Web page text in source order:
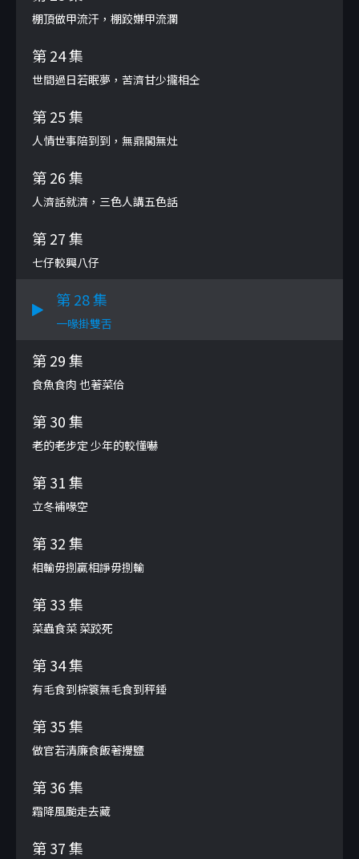
棚頂做甲流汗，棚跤嫌甲流瀾
第 24 集
世間過日若眠夢，苦濟甘少攏相仝
第 25 集
人情世事陪到到，無鼎閣無灶
第 26 集
人濟話就濟，三色人講五色話
第 27 集
七仔較興八仔
第 28 集
一喙掛雙舌
第 29 集
食魚食肉 也著菜佮
第 30 集
老的老步定 少年的較懂嚇
第 31 集
立冬補喙空
第 32 集
相輸毋捌贏相諍毋捌輸
第 33 集
菜蟲食菜 菜跤死
第 34 集
有毛食到棕簑無毛食到秤錘
第 35 集
做官若清廉食飯著攪鹽
第 36 集
霜降風颱走去藏
第 37 集